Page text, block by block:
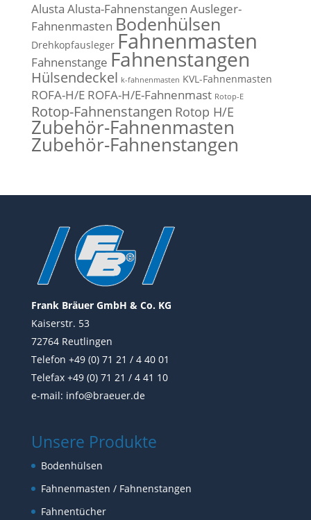
Alusta Alusta-Fahnenstangen Ausleger-
Fahnenmasten Bodenhülsen
Drehkopfausleger Fahnenmasten
Fahnenstange Fahnenstangen
Hülsendeckel k-fahnenmasten KVL-Fahnenmasten
ROFA-H/E ROFA-H/E-Fahnenmast Rotop-E
Rotop-Fahnenstangen Rotop H/E
Zubehör-Fahnenmasten
Zubehör-Fahnenstangen
Frank Bräuer GmbH & Co. KG
Kaiserstr. 53
72764 Reutlingen
Telefon +49 (0) 71 21 / 4 40 01
Telefax +49 (0) 71 21 / 4 41 10
e-mail: info@braeuer.de
Unsere Produkte
Bodenhülsen
Fahnenmasten / Fahnenstangen
Fahnentücher